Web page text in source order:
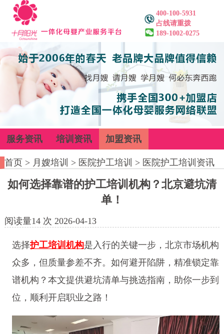
400-100-5931
占线请重拨
189-1002-0275
服务资讯 培训资讯 加盟资讯
首页 > 月嫂培训 > 医院护工培训 > 医院护工培训资讯
如何选择靠谱的护工培训机构？北京避坑清
单！
阅读量14 次 2026-04-13
选择护工培训机构是入行的关键一步，北京市场机构
众多，但质量参差不齐。如何避开陷阱，精准锁定靠
谱机构？本文提供避坑清单与挑选指南，助你一步到
位，顺利开启职业之路！